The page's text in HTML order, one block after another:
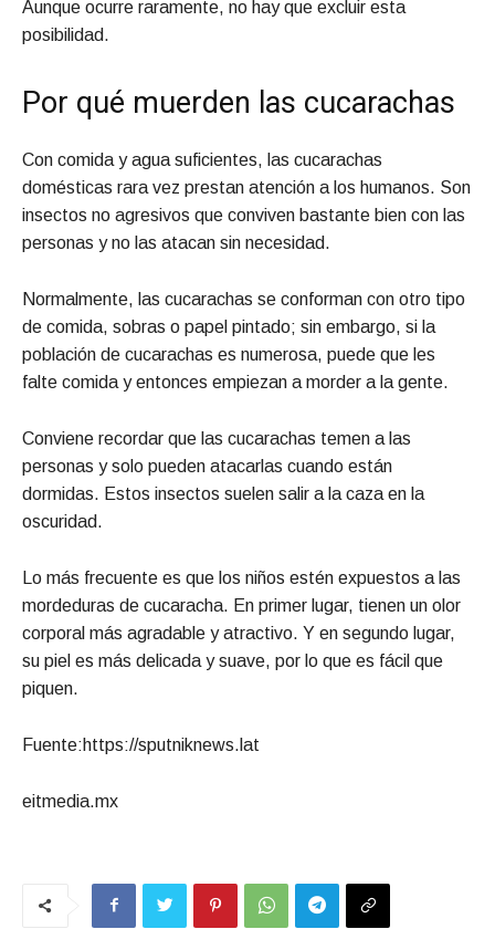
Aunque ocurre raramente, no hay que excluir esta
posibilidad.
Por qué muerden las cucarachas
Con comida y agua suficientes, las cucarachas
domésticas rara vez prestan atención a los humanos. Son
insectos no agresivos que conviven bastante bien con las
personas y no las atacan sin necesidad.
Normalmente, las cucarachas se conforman con otro tipo
de comida, sobras o papel pintado; sin embargo, si la
población de cucarachas es numerosa, puede que les
falte comida y entonces empiezan a morder a la gente.
Conviene recordar que las cucarachas temen a las
personas y solo pueden atacarlas cuando están
dormidas. Estos insectos suelen salir a la caza en la
oscuridad.
Lo más frecuente es que los niños estén expuestos a las
mordeduras de cucaracha. En primer lugar, tienen un olor
corporal más agradable y atractivo. Y en segundo lugar,
su piel es más delicada y suave, por lo que es fácil que
piquen.
Fuente:https://sputniknews.lat
eitmedia.mx